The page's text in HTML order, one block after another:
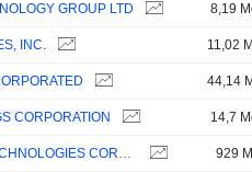
GROUP LTD 8,19
INC. 11,02
44,14
CORPORATION 14,7
CAMBRICON TECHNOLOGIES CORPORATION LIMITED 929 M